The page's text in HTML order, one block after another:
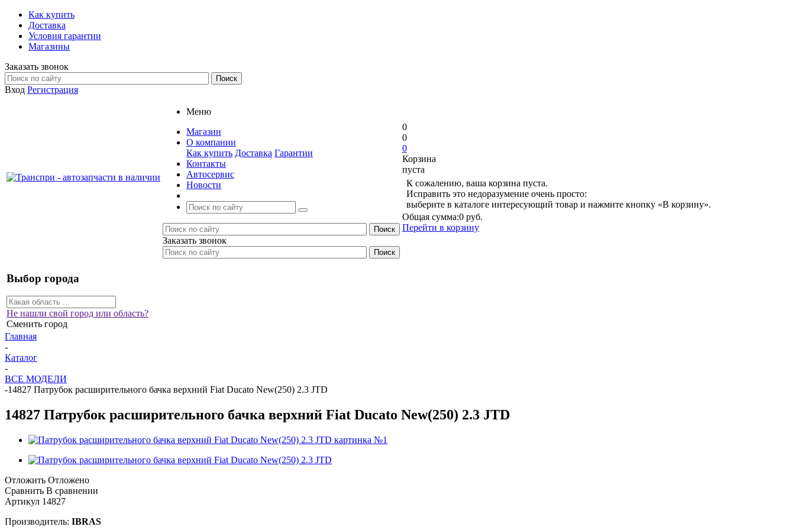
Как купить
Доставка
Условия гарантии
Магазины
Заказать звонок
Вход Регистрация
Меню
Магазин
О компании
Как купить Доставка Гарантии
Контакты
Автосервис
Новости
Заказать звонок
0
0
0
Корзина
пуста
К сожалению, ваша корзина пуста.
Исправить это недоразумение очень просто:
выберите в каталоге интересующий товар и нажмите кнопку «В корзину».
Общая сумма:0 руб.
Перейти в корзину
Выбор города
Не нашли свой город или область?
Сменить город
Главная
-
Каталог
-
ВСЕ МОДЕЛИ
-14827 Патрубок расширительного бачка верхний Fiat Ducato New(250) 2.3 JTD
14827 Патрубок расширительного бачка верхний Fiat Ducato New(250) 2.3 JTD
Отложить Отложено
Сравнить В сравнении
Артикул 14827
Производитель: IBRAS